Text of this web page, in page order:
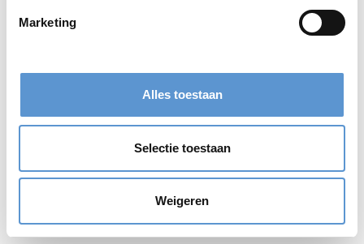
Marketing
Alles toestaan
Selectie toestaan
Weigeren